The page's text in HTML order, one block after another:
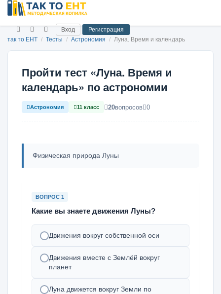
Вход
Регистрация
так то ЕНТ / Тесты / Астрономия / Луна. Время и календарь
Пройти тест «Луна. Время и
календарь» по астрономии
Астрономия 11 класс 20вопросов 0
Физическая природа Луны
ВОПРОС 1
Какие вы знаете движения Луны?
Движения вокруг собственной оси
Движения вместе с Землёй вокруг
планет
Луна движется вокруг Земли по